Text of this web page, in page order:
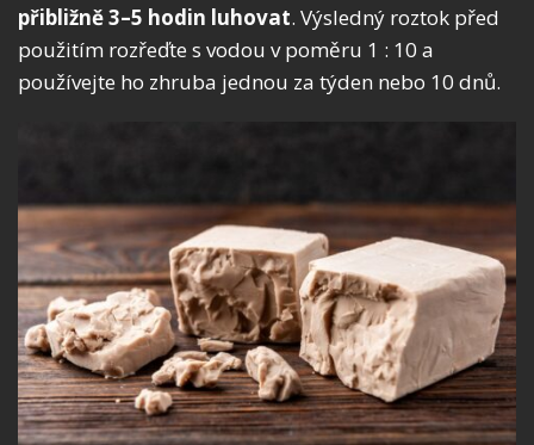
přibližně 3–5 hodin luhovat. Výsledný roztok před
použitím rozřeďte s vodou v poměru 1 : 10 a
používejte ho zhruba jednou za týden nebo 10 dnů.